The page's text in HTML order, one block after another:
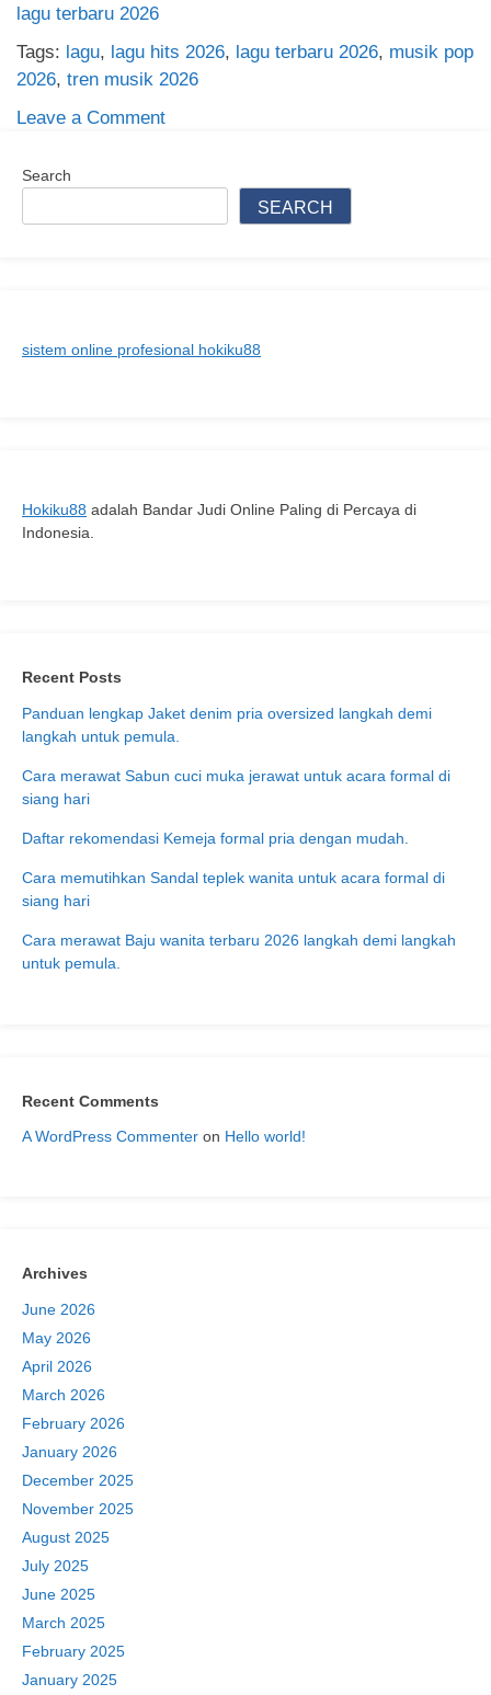
lagu terbaru 2026
Tags: lagu, lagu hits 2026, lagu terbaru 2026, musik pop
2026, tren musik 2026
Leave a Commenton
Search
SEARCH
sistem online profesional hokiku88
Hokiku88 adalah Bandar Judi Online Paling di Percaya di
Indonesia.
Recent Posts
Panduan lengkap Jaket denim pria oversized langkah demi
langkah untuk pemula.
Cara merawat Sabun cuci muka jerawat untuk acara formal di
siang hari
Daftar rekomendasi Kemeja formal pria dengan mudah.
Cara memutihkan Sandal teplek wanita untuk acara formal di
siang hari
Cara merawat Baju wanita terbaru 2026 langkah demi langkah
untuk pemula.
Recent Comments
A WordPress Commenter on Hello world!
Archives
June 2026
May 2026
April 2026
March 2026
February 2026
January 2026
December 2025
November 2025
August 2025
July 2025
June 2025
March 2025
February 2025
January 2025